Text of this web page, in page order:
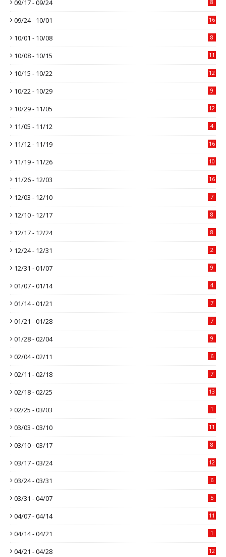
09/17 - 09/24 8
09/24 - 10/01 16
10/01 - 10/08 8
10/08 - 10/15 11
10/15 - 10/22 12
10/22 - 10/29 9
10/29 - 11/05 12
11/05 - 11/12 4
11/12 - 11/19 16
11/19 - 11/26 10
11/26 - 12/03 16
12/03 - 12/10 7
12/10 - 12/17 8
12/17 - 12/24 8
12/24 - 12/31 2
12/31 - 01/07 9
01/07 - 01/14 4
01/14 - 01/21 7
01/21 - 01/28 7
01/28 - 02/04 9
02/04 - 02/11 6
02/11 - 02/18 7
02/18 - 02/25 13
02/25 - 03/03 1
03/03 - 03/10 11
03/10 - 03/17 8
03/17 - 03/24 12
03/24 - 03/31 6
03/31 - 04/07 5
04/07 - 04/14 11
04/14 - 04/21 1
04/21 - 04/28 12